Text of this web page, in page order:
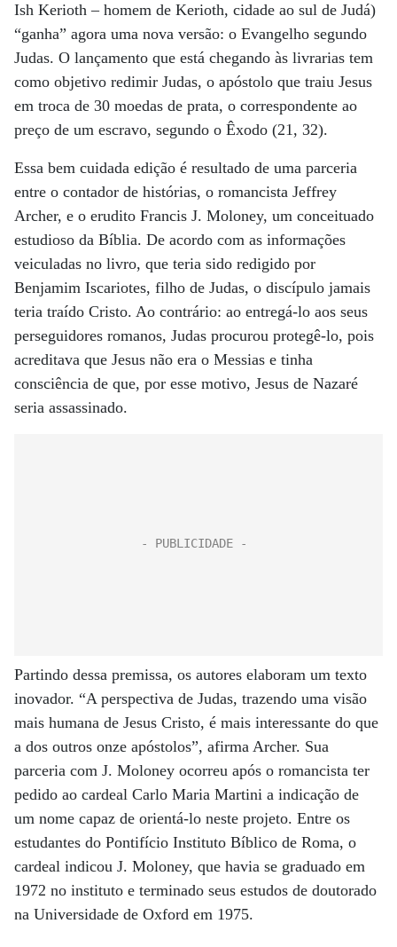
Ish Kerioth – homem de Kerioth, cidade ao sul de Judá)
“ganha” agora uma nova versão: o Evangelho segundo
Judas. O lançamento que está chegando às livrarias tem
como objetivo redimir Judas, o apóstolo que traiu Jesus
em troca de 30 moedas de prata, o correspondente ao
preço de um escravo, segundo o Êxodo (21, 32).
Essa bem cuidada edição é resultado de uma parceria
entre o contador de histórias, o romancista Jeffrey
Archer, e o erudito Francis J. Moloney, um conceituado
estudioso da Bíblia. De acordo com as informações
veiculadas no livro, que teria sido redigido por
Benjamim Iscariotes, filho de Judas, o discípulo jamais
teria traído Cristo. Ao contrário: ao entregá-lo aos seus
perseguidores romanos, Judas procurou protegê-lo, pois
acreditava que Jesus não era o Messias e tinha
consciência de que, por esse motivo, Jesus de Nazaré
seria assassinado.
Partindo dessa premissa, os autores elaboram um texto
inovador. “A perspectiva de Judas, trazendo uma visão
mais humana de Jesus Cristo, é mais interessante do que
a dos outros onze apóstolos”, afirma Archer. Sua
parceria com J. Moloney ocorreu após o romancista ter
pedido ao cardeal Carlo Maria Martini a indicação de
um nome capaz de orientá-lo neste projeto. Entre os
estudantes do Pontifício Instituto Bíblico de Roma, o
cardeal indicou J. Moloney, que havia se graduado em
1972 no instituto e terminado seus estudos de doutorado
na Universidade de Oxford em 1975.